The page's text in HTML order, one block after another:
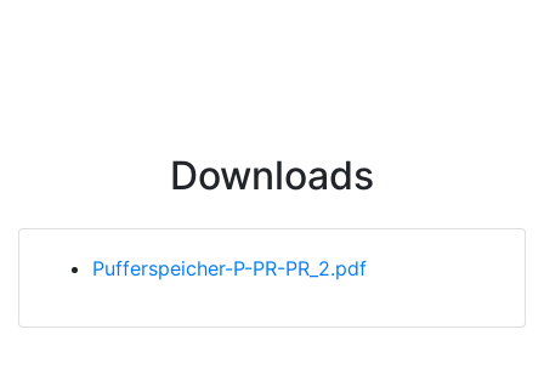
Downloads
Pufferspeicher-P-PR-PR_2.pdf